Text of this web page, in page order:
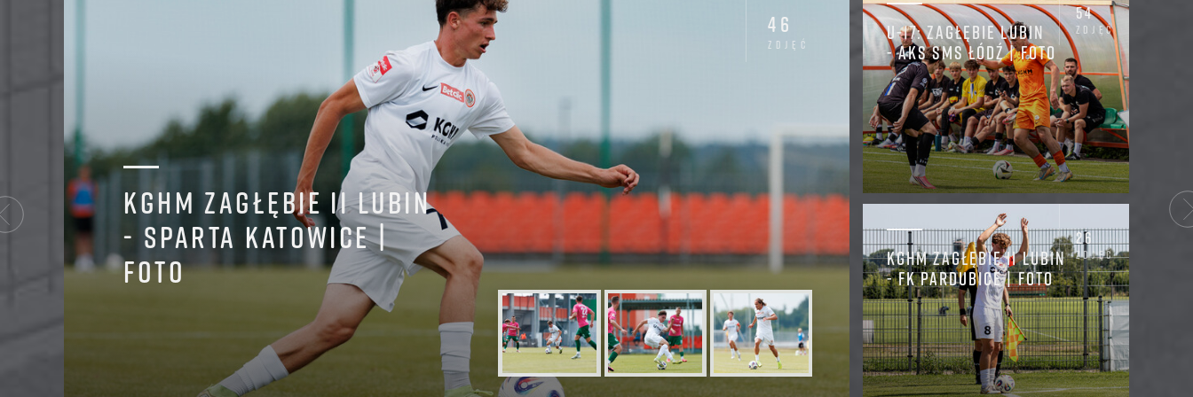
Betclic 3. liga (2. kolejka)
46
zdjęć
KGHM ZAGŁĘBIE II LUBIN
- SPARTA KATOWICE |
FOTO
54
zdjęć
U-17: ZAGŁĘBIE LUBIN
- AKS SMS ŁÓDŹ | FOTO
26
zdjęć
KGHM ZAGŁĘBIE II LUBIN
- FK PARDUBICE | FOTO